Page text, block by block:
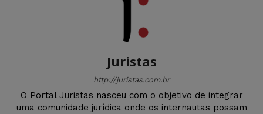
Juristas
http://juristas.com.br
O Portal Juristas nasceu com o objetivo de integrar
uma comunidade jurídica onde os internautas possam